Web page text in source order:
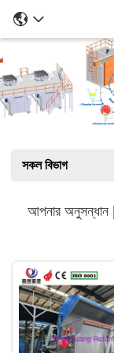
সকল বিভাগ
আপনার অনুসন্ধান